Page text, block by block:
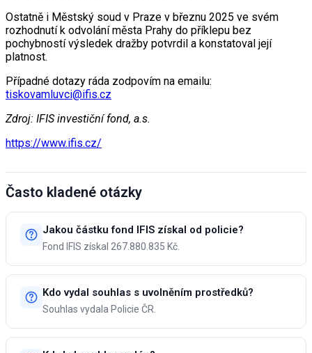
Ostatně i Městský soud v Praze v březnu 2025 ve svém
rozhodnutí k odvolání města Prahy do příklepu bez
pochybností výsledek dražby potvrdil a konstatoval její
platnost.
Případné dotazy ráda zodpovím na emailu:
tiskovamluvci@ifis.cz
Zdroj: IFIS investiční fond, a.s.
https://www.ifis.cz/
Často kladené otázky
Jakou částku fond IFIS získal od policie?
Fond IFIS získal 267.880.835 Kč.
Kdo vydal souhlas s uvolněním prostředků?
Souhlas vydala Policie ČR.